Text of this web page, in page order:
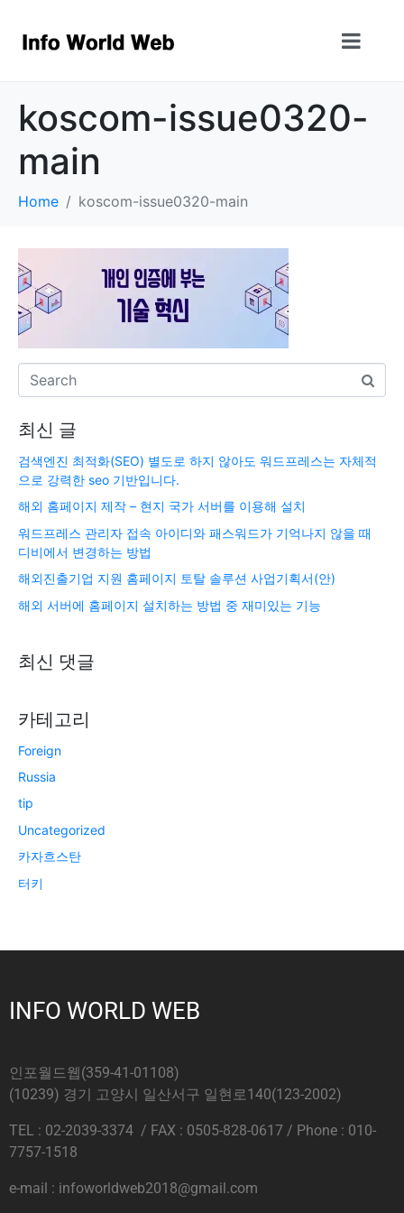
koscom-issue0320-
main
Home koscom-issue0320-main
최신 글
검색엔진 최적화(SEO) 별도로 하지 않아도 워드프레스는 자체적
으로 강력한 seo 기반입니다.
해외 홈페이지 제작 – 현지 국가 서버를 이용해 설치
워드프레스 관리자 접속 아이디와 패스워드가 기억나지 않을 때
디비에서 변경하는 방법
해외진출기업 지원 홈페이지 토탈 솔루션 사업기획서(안)
해외 서버에 홈페이지 설치하는 방법 중 재미있는 기능
최신 댓글
카테고리
Foreign
Russia
tip
Uncategorized
카자흐스탄
터키
INFO WORLD WEB
인포월드웹(359-41-01108)
(10239) 경기 고양시 일산서구 일현로140(123-2002)
TEL : 02-2039-3374 / FAX : 0505-828-0617 / Phone : 010-
7757-1518
e-mail : infoworldweb2018@gmail.com